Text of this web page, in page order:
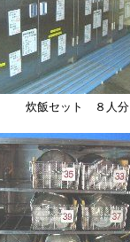
炊飯セット ８人分